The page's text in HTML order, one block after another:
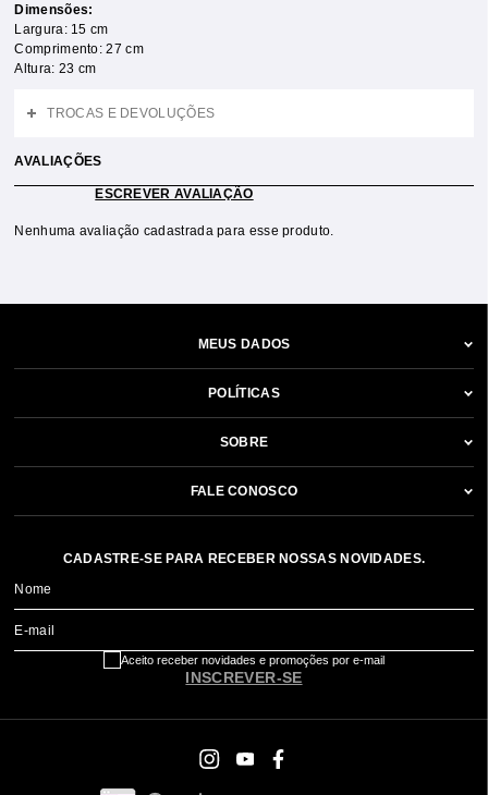
Dimensões:
Largura: 15 cm
Comprimento: 27 cm
Altura: 23 cm
TROCAS E DEVOLUÇÕES
AVALIAÇÕES
ESCREVER AVALIAÇÃO
Nenhuma avaliação cadastrada para esse produto.
MEUS DADOS
POLÍTICAS
SOBRE
FALE CONOSCO
CADASTRE-SE PARA RECEBER NOSSAS NOVIDADES.
Nome
E-mail
INSCREVER-SE
Aceito receber novidades e promoções por e-mail